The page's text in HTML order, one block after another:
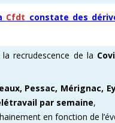
Cfdt constate des
recrudescence de la
Pessac, Mérignac,
par semaine,
en fonction de